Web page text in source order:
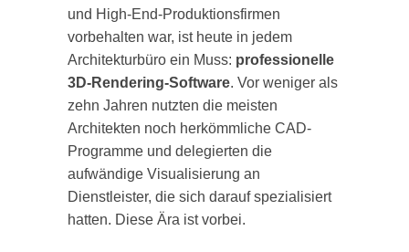
und High-End-Produktionsfirmen
vorbehalten war, ist heute in jedem
Architekturbüro ein Muss: professionelle
3D-Rendering-Software. Vor weniger als
zehn Jahren nutzten die meisten
Architekten noch herkömmliche CAD-
Programme und delegierten die
aufwändige Visualisierung an
Dienstleister, die sich darauf spezialisiert
hatten. Diese Ära ist vorbei.